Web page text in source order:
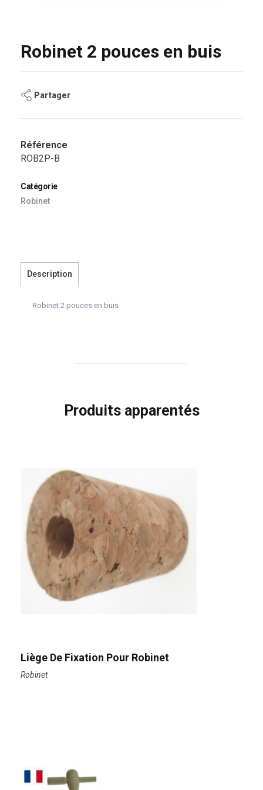
Robinet 2 pouces en buis
Partager
Référence
ROB2P-B
Catégorie
Robinet
Description
Robinet 2 pouces en buis
Produits apparentés
Liège De Fixation Pour Robinet
Robinet